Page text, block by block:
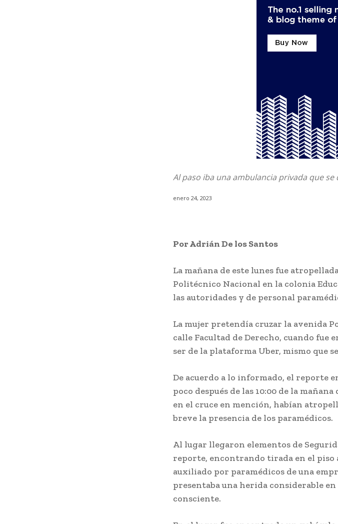
Al paso iba una ambulancia privada que se
enero 24, 2023
Por Adrián De los Santos
La mañana de este lunes fue
Politécnico Nacional en la colonia
las autoridades y de personal
La mujer pretendía cruzar la avenida
calle Facultad de Derecho, cuando fue
ser de la plataforma Uber, mismo que
De acuerdo a lo informado, el reporte
poco después de las 10:00 de la
en el cruce en mención, habían
breve la presencia de los paramédicos.
Al lugar llegaron elementos de
reporte, encontrando tirada en el piso
auxiliado por paramédicos de una
presentaba una herida considerable en
consciente.